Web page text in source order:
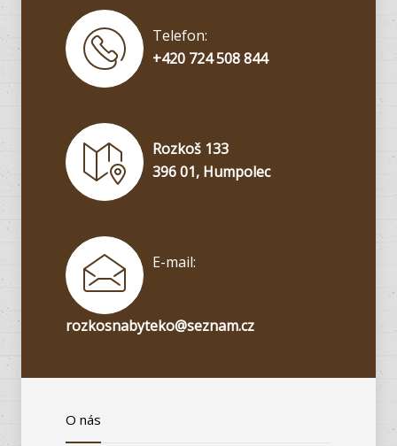
Telefon:
+420 724 508 844
Rozkoš 133
396 01, Humpolec
E-mail:
rozkosnabyteko@seznam.cz
O nás